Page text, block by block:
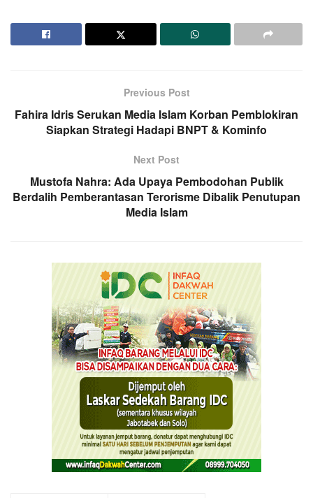
Previous Post
Fahira Idris Serukan Media Islam Korban Pemblokiran
Siapkan Strategi Hadapi BNPT & Kominfo
Next Post
Mustofa Nahra: Ada Upaya Pembodohan Publik
Berdalih Pemberantasan Terorisme Dibalik Penutupan
Media Islam